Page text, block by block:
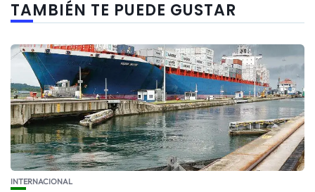
TAMBIÉN TE PUEDE GUSTAR
INTERNACIONAL